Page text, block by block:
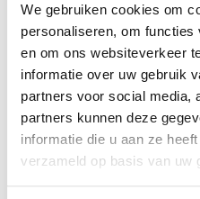
We gebruiken cookies om
personaliseren, om
en om ons websiteverkeer
informatie over uw gebruik
partners voor social media,
partners kunnen deze
informatie die u aan ze
verzameld op basis van uw
GRANGERS PERFORMANCE
WASH + REPEL PLUS
COMBI
€28,95 €17,95